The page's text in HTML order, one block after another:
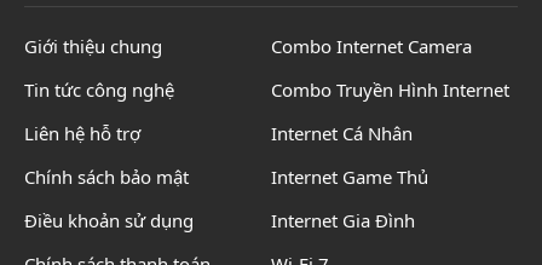
Giới thiệu chung
Tin tức công nghệ
Liên hệ hỗ trợ
Chính sách bảo mật
Điều khoản sử dụng
Combo Internet Camera
Combo Truyền Hình Internet
Internet Cá Nhân
Internet Game Thủ
Internet Gia Đình